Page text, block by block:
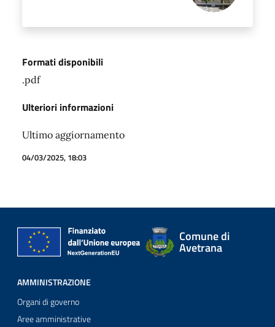
Formati disponibili
.pdf
Ulteriori informazioni
Ultimo aggiornamento
04/03/2025, 18:03
Comune di
Avetrana
AMMINISTRAZIONE
Organi di governo
Aree amministrative